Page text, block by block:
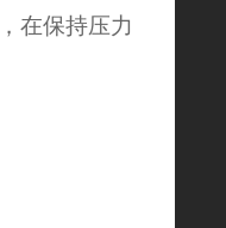
在保持压力